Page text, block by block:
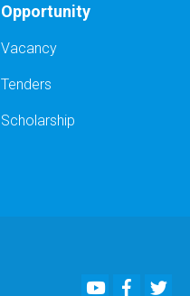
Opportunity
Vacancy
Tenders
Scholarship
Youtube